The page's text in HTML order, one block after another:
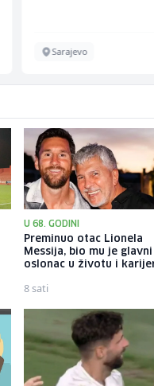
Sarajevo
U 68. GODINI
Preminuo otac Lionela
Messija, bio mu je glavni
oslonac u životu i
8 sati